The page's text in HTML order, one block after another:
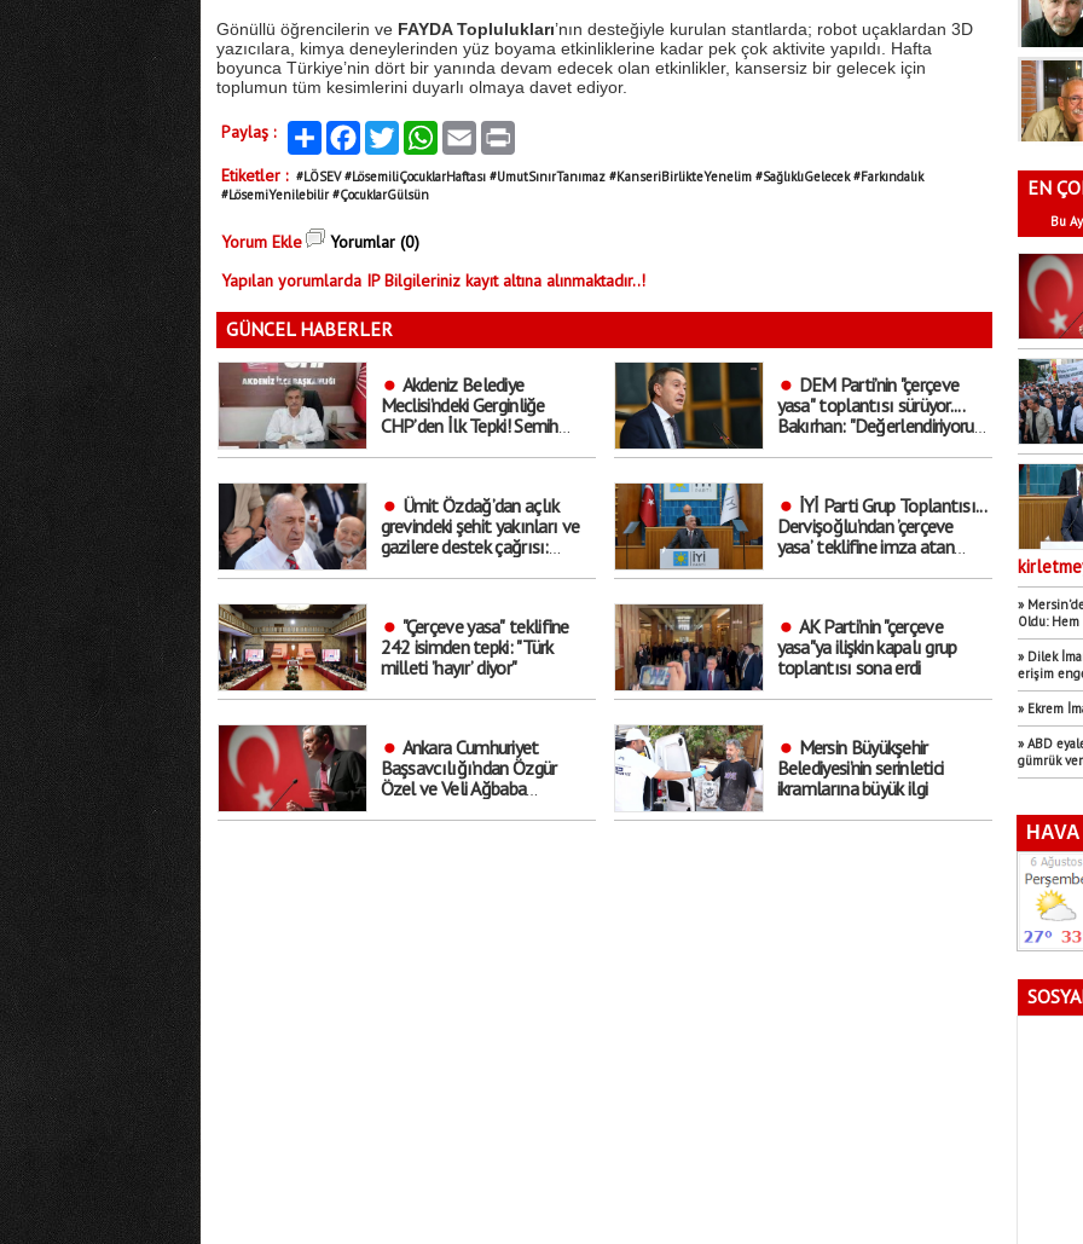
Gönüllü öğrencilerin ve FAYDA Toplulukları’nın desteğiyle kurulan stantlarda; robot uçaklardan 3D
yazıcılara, kimya deneylerinden yüz boyama etkinliklerine kadar pek çok aktivite yapıldı. Hafta
boyunca Türkiye’nin dört bir yanında devam edecek olan etkinlikler, kansersiz bir gelecek için
toplumun tüm kesimlerini duyarlı olmaya davet ediyor.
Paylaş : Paylaş FacebookTwitter WhatsAppEmail
Etiketler : #LÖSEV #LösemiliÇocuklarHaftası #UmutSınırTanımaz #KanseriBirlikteYenelim #SağlıklıGelecek #Farkındalık
#LösemiYenilebilir #ÇocuklarGülsün
Yorum Ekle
Yorumlar (0)
Yapılan yorumlarda IP Bilgileriniz kayıt altına alınmaktadır..!
GÜNCEL HABERLER
Akdeniz Belediye
Meclisi’ndeki Gerginliğe
CHP’den İlk Tepki! Semih
DEM Parti’nin "çerçeve
yasa" toplantısı sürüyor....
Bakırhan: "Değerlendiriyoruz,
Ümit Özdağ’dan açlık
grevindeki şehit yakınları ve
gazilere destek çağrısı:
İYİ Parti Grup Toplantısı...
Dervişoğlu’ndan ’çerçeve
yasa’ teklifine imza atan
"Çerçeve yasa" teklifine
242 isimden tepki: "Türk
milleti ’hayır’ diyor"
AK Parti’nin "çerçeve
yasa"ya ilişkin kapalı grup
toplantısı sona erdi
Ankara Cumhuriyet
Başsavcılığı’ndan Özgür
Özel ve Veli Ağbaba
Mersin Büyükşehir
Belediyesi’nin serinletici
ikramlarına büyük ilgi
EN
Bu Ay
»
Oldu:
» Dilek
erişim
» Ekrem
» ABD
gümrük